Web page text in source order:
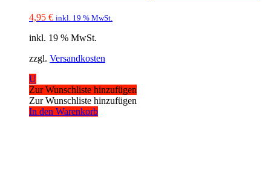
4,95 € inkl. 19 % MwSt.
inkl. 19 % MwSt.
zzgl. Versandkosten
U
Zur Wunschliste hinzufügen
Zur Wunschliste hinzufügen
In den Warenkorb